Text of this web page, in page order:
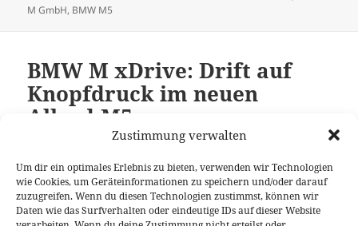
Zustimmung verwalten
Um dir ein optimales Erlebnis zu bieten, verwenden wir Technologien
wie Cookies, um Geräteinformationen zu speichern und/oder darauf
zuzugreifen. Wenn du diesen Technologien zustimmst, können wir
Daten wie das Surfverhalten oder eindeutige IDs auf dieser Website
am
M GmbH, BMW M5
BMW M xDrive: Drift auf
Knopfdruck im neuen
Allrad-M5
Das Gerücht geht bald seit mehr als einem Jahr um:
der neue BMW M5 bekommt Allradantrieb. Nun
beleuchtet die BMW M GmbH den so genannten „M